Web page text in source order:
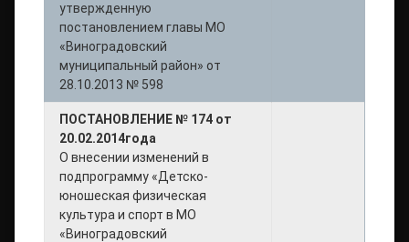
утвержденную
постановлением главы МО
«Виноградовский
муниципальный район» от
28.10.2013 № 598
ПОСТАНОВЛЕНИЕ № 174 от
20.02.2014года
О внесении изменений в
подпрограмму «Детско-
юношеская физическая
культура и спорт в МО
«Виноградовский